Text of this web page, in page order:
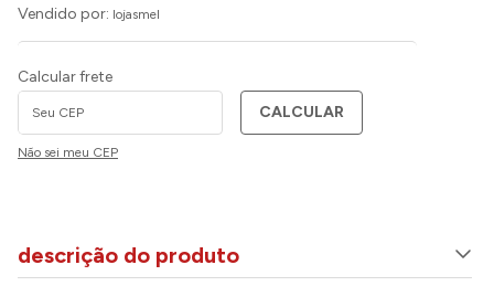
Vendido por: lojasmel
Calcular frete
CALCULAR
Não sei meu CEP
descrição do produto